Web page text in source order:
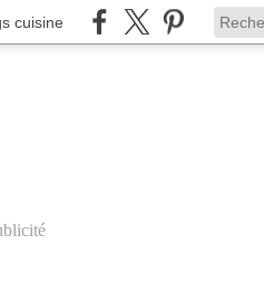
cuisine